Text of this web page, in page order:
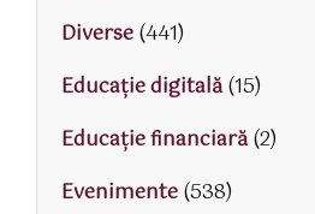
Diverse(441)
Educaţie digitală(15)
Educaţie financiară(2)
Evenimente(538)